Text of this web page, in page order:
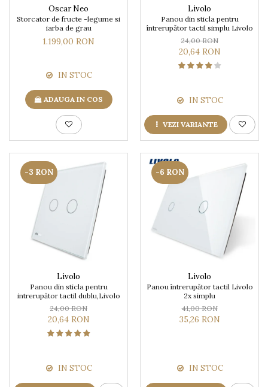
Oscar Neo
Storcator de fructe -legume si
iarba de grau
1.199,00 RON
IN STOC
ADAUGA IN COS
Livolo
Panou din sticla pentru
întrerupător tactil simplu Livolo
24,00 RON
20,64 RON
IN STOC
VEZI VARIANTE
-3 RON
Livolo
Panou din sticla pentru
intrerupător tactil dublu,Livolo
24,00 RON
20,64 RON
IN STOC
-6 RON
Livolo
Panou întrerupător tactil Livolo
2x simplu
41,00 RON
35,26 RON
IN STOC